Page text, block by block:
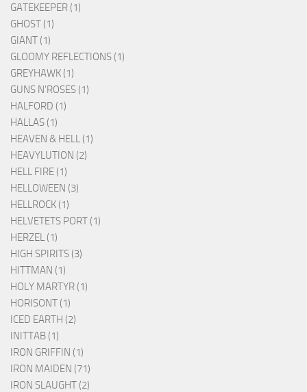
GATEKEEPER (1)
GHOST (1)
GIANT (1)
GLOOMY REFLECTIONS (1)
GREYHAWK (1)
GUNS N'ROSES (1)
HALFORD (1)
HALLAS (1)
HEAVEN & HELL (1)
HEAVYLUTION (2)
HELL FIRE (1)
HELLOWEEN (3)
HELLROCK (1)
HELVETETS PORT (1)
HERZEL (1)
HIGH SPIRITS (3)
HITTMAN (1)
HOLY MARTYR (1)
HORISONT (1)
ICED EARTH (2)
INITTAB (1)
IRON GRIFFIN (1)
IRON MAIDEN (71)
IRON SLAUGHT (2)